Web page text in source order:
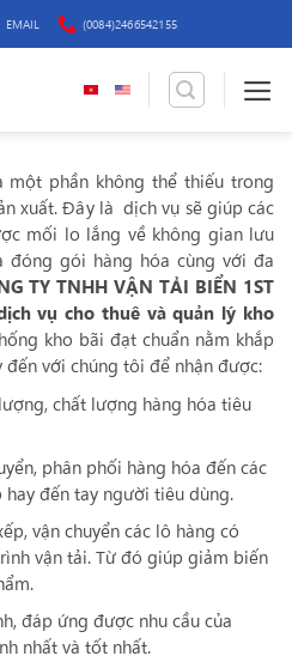
EMAIL (0084)2466542155
một phần không thể thiếu trong
xuất. Đây là dịch vụ sẽ giúp các
mối lo lắng về không gian lưu
đóng gói hàng hóa cùng với đa
TY TNHH VẬN TẢI BIỂN 1ST
vụ cho thuê và quản lý kho
kho bãi đạt chuẩn nằm khắp
với chúng tôi để nhận được:
chất lượng hàng hóa tiêu
phân phối hàng hóa đến các
hay đến tay người tiêu dùng.
vận chuyển các lô hàng có
vận tải. Từ đó giúp giảm biến
đáp ứng được nhu cầu của
nhất và tốt nhất.